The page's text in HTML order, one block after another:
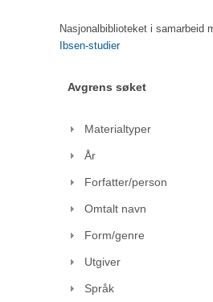
Nasjonalbiblioteket i samarbeid
Ibsen-studier
Avgrens søket
Materialtyper
År
Forfatter/person
Omtalt navn
Form/genre
Utgiver
Språk